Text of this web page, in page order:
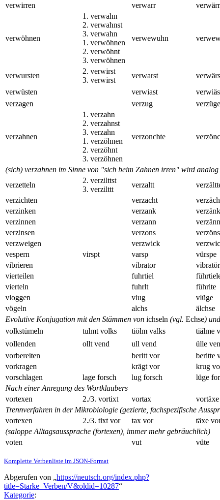
verwirren verwarr
verwöhnen
1. verwahn
2. verwahnst
3. verwahn
1. verwöhnen
2. verwöhnt
3. verwöhnen
verwewuhn
verwursten
2. verwirst
3. verwirst
verwarst
verwüsten
verwiast
verzagen
verzug verzüge
verzahnen
1. verzahn
2. verzahnst
3. verzahn
1. verzöhnen
2. verzöhnt
3. verzöhnen
verzonchte
(sich) verzahnen im Sinne von "sich beim Zahnen irren" wird
verzetteln
2. verzilttst
3. verzilttt
verzaltt
verzichten
verzacht
verzinken
verzank
verzinnen
verzann
verzinsen
verzons
verzweigen
verzwick
vespern
virspt varsp
vürspe
vibrieren
vibrator
vierteilen
fuhrtiel
vierteln
fuhrlt
führlte
vloggen
vlug
vlüge
vögeln
alchs
älchse
Evolutive Konjugation mit den Stämmen von ichseln (vgl. Echse)
volkstümeln
tulmt volks tiölm valks
tiälme
vollenden
ollt vend ull vend
ülle
vorbereiten
beritt vor
beritte
vorkragen
krägt vor
krug
vorschlagen
lage forsch lug forsch
lüge
Nach einer Anregung des Wortklaubers
vortexen
2./3. vortixt vortax
vortäxe
Trennverfahren in der Mikrobiologie (gezierte, fachspezifische
vortexen
2./3. tixt vor tax vor
täxe
(saloppe Alltagsaussprache (fortexen), immer mehr gebräuchlich)
voten
vut vüte
Komplette Verbenliste im JSON-Format
Abgerufen von „https://neutsch.org/index.php?
title=Starke_Verben/V&oldid=10287“
Kategorie: